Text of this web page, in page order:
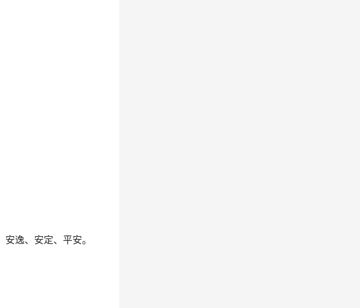
逸、安定、平安。